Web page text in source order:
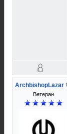
ArchbishopLazar
Ветеран